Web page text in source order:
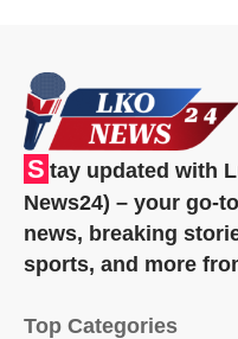
S tay updated with
News24) – your go-
news, breaking
sports, and more
Top Categories